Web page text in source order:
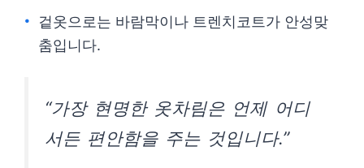
겉옷으로는 바람막이나 트렌치코트가 안성맞
춤입니다.
“가장 현명한 옷차림은 언제 어디
서든 편안함을 주는 것입니다.”